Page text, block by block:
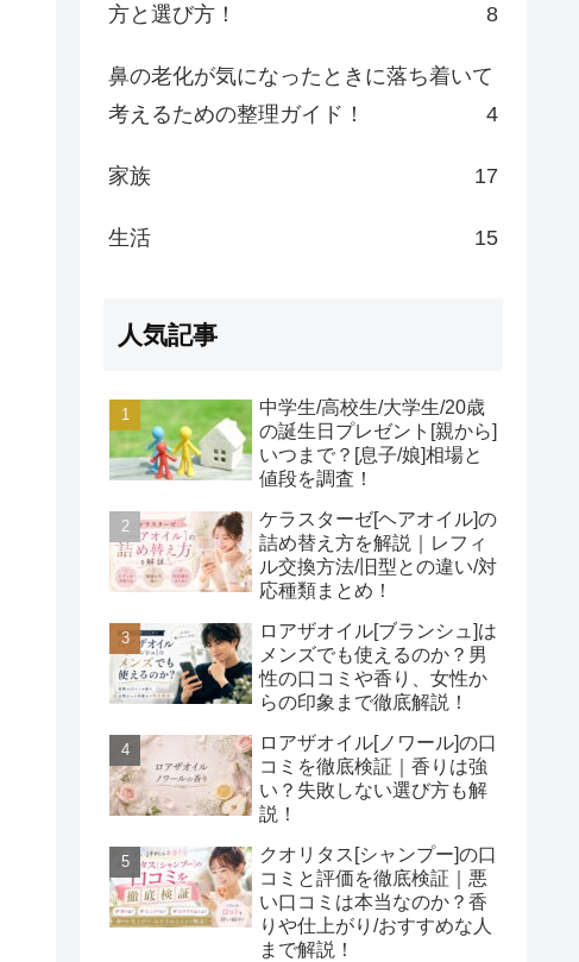
方と選び方！
8
鼻の老化が気になったときに落ち着いて
考えるための整理ガイド！
4
家族 17
生活 15
人気記事
中学生/高校生/大学生/20歳
の誕生日プレゼント[親から]
いつまで？[息子/娘]相場と
値段を調査！
ケラスターゼ[ヘアオイル]の
詰め替え方を解説｜レフィ
ル交換方法/旧型との違い/対
応種類まとめ！
ロアザオイル[ブランシュ]は
メンズでも使えるのか？男
性の口コミや香り、女性か
らの印象まで徹底解説！
ロアザオイル[ノワール]の口
コミを徹底検証｜香りは強
い？失敗しない選び方も解
説！
クオリタス[シャンプー]の口
コミと評価を徹底検証｜悪
い口コミは本当なのか？香
りや仕上がり/おすすめな人
まで解説！